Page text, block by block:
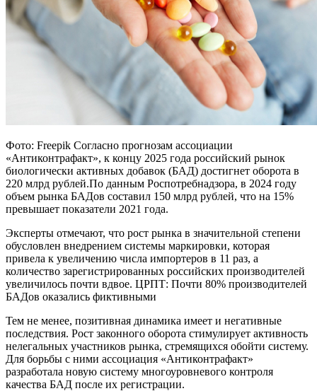
Фото: Freepik Согласно прогнозам ассоциации
«Антиконтрафакт», к концу 2025 года российский рынок
биологически активных добавок (БАД) достигнет оборота в
220 млрд рублей.По данным Роспотребнадзора, в 2024 году
объем рынка БАДов составил 150 млрд рублей, что на 15%
превышает показатели 2021 года.
Эксперты отмечают, что рост рынка в значительной степени
обусловлен внедрением системы маркировки, которая
привела к увеличению числа импортеров в 11 раз, а
количество зарегистрированных российских производителей
увеличилось почти вдвое. ЦРПТ: Почти 80% производителей
БАДов оказались фиктивными
Тем не менее, позитивная динамика имеет и негативные
последствия. Рост законного оборота стимулирует активность
нелегальных участников рынка, стремящихся обойти систему.
Для борьбы с ними ассоциация «Антиконтрафакт»
разработала новую систему многоуровневого контроля
качества БАД после их регистрации.